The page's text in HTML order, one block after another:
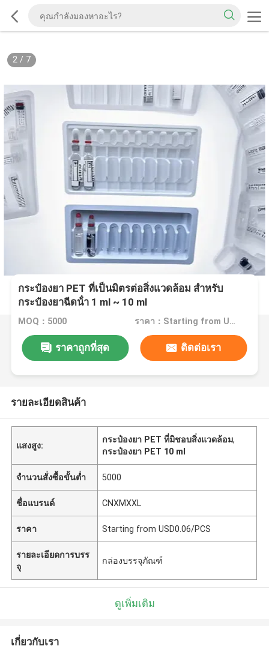
2/ 7
กระป๋องยา PET ที่เป็นมิตรต่อสิ่งแวดล้อม สําหรับ
กระป๋องยาฉีดน้ํา 1 ml ~ 10 ml
MOQ：5000 ราคา：Starting from USD0.06/PCS
ราคาถูกที่สุด ติดต่อเรา
รายละเอียดสินค้า
แสงสูง:
กระป๋องยา PET ที่มิชอบสิ่งแวดล้อม,
กระป๋องยา PET 10 ml
จำนวนสั่งซื้อขั้นต่ำ 5000
ชื่อแบรนด์ CNXMXXL
ราคา Starting from USD0.06/PCS
รายละเอียดการบรร
จุ
กล่องบรรจุภัณฑ์
ดูเพิ่มเติม
เกี่ยวกับเรา